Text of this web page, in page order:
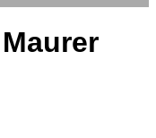
Maurer